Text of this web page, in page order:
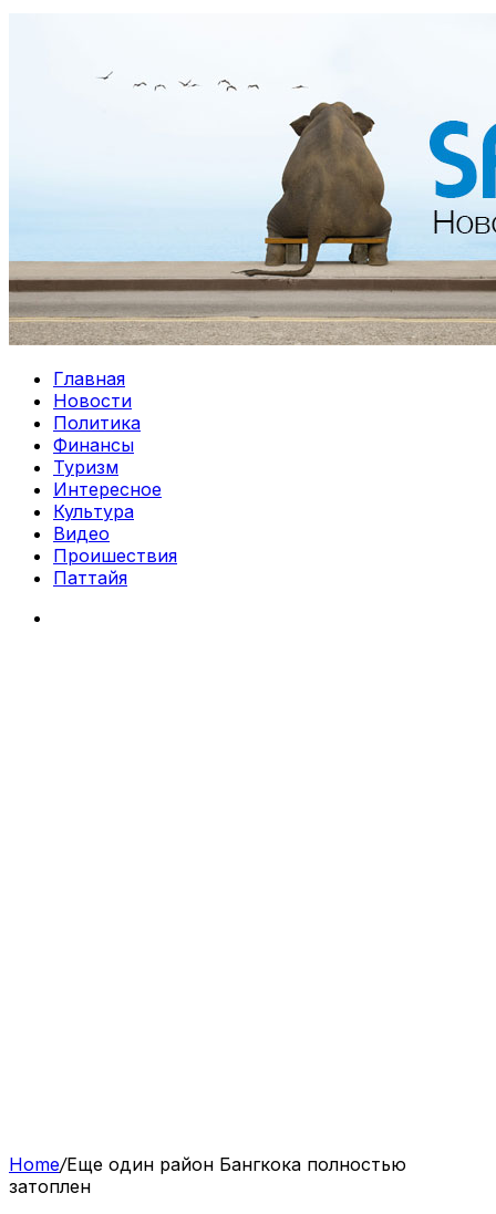
Главная
Новости
Политика
Финансы
Туризм
Интересное
Культура
Видео
Проишествия
Паттайя
Home/Еще один район Бангкока полностью
затоплен